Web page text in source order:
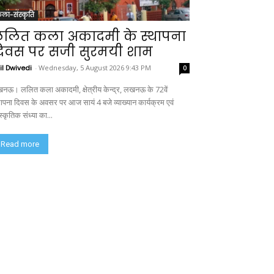
संस्कृति
कला अकादमी के स्थापना
पर सजी सुरमयी शाम
Dwivedi - Wednesday, 5 August 2026 9:43 PM 0
ललित कला अकादमी, क्षेत्रीय केन्द्र, लखनऊ के 72वें
दिवस के अवसर पर आज सायं 4 बजे व्याख्यान कार्यक्रम एवं
संध्या का...
Read more